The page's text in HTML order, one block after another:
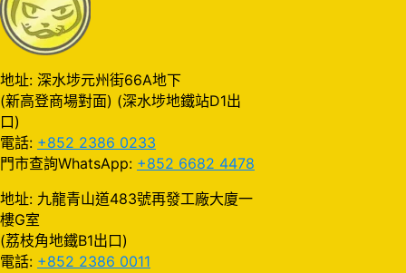
地址: 深水埗元州街66A地下
(新高登商場對面) (深水埗地鐵站D1出
口)
電話: +852 2386 0233
門市查詢WhatsApp: +852 6682 4478
地址: 九龍青山道483號再發工廠大廈一
樓G室
(荔枝角地鐵B1出口)
電話: +852 2386 0011